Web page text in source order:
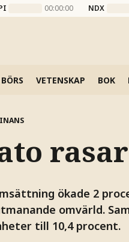
00:00:00 NDX
BÖRS VETENSKAP BOK
ökade 2
omvärld.
till 10,4 procent.